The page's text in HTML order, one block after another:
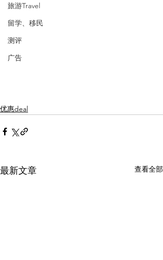
旅游Travel
留学、移民
测评
广告
优惠deal
最新文章 查看全部